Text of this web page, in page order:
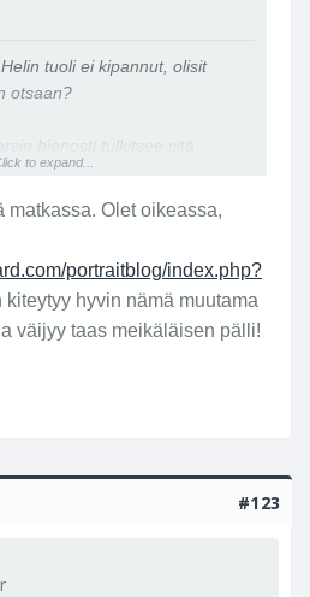
tuoli ei kipannut, olisit
otsaan?
hienosti tulkitsee sitä
nautittiin.
to expand...
matkassa. Olet oikeassa,
portraitblog/index.php?
kiteytyy hyvin nämä muutama
väijyy taas meikäläisen pälli!
#123